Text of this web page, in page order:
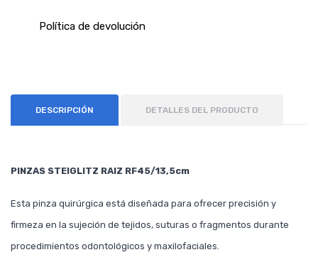
Política de devolución
DESCRIPCIÓN DETALLES DEL PRODUCTO
PINZAS STEIGLITZ RAIZ RF45/13,5cm
Esta pinza quirúrgica está diseñada para ofrecer precisión y
firmeza en la sujeción de tejidos, suturas o fragmentos durante
procedimientos odontológicos y maxilofaciales.